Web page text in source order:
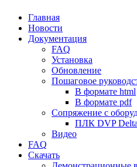
Главная
Новости
Документация
FAQ
Установка
Обновление
Пошаговое
В формате html
В формате pdf
Сопряжение с
ПЛК DVP
Видео
FAQ
Скачать